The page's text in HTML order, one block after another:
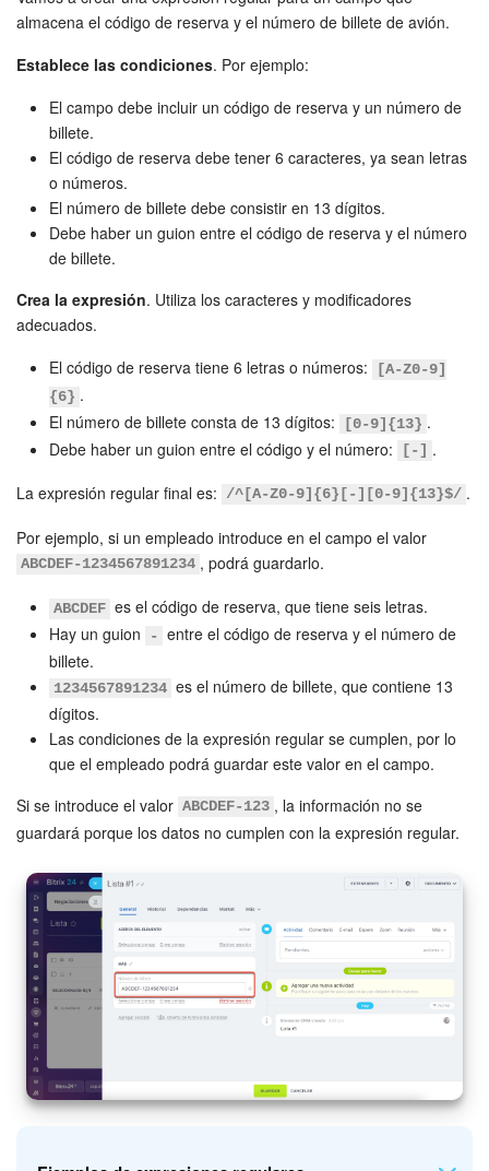
almacena el código de reserva y el número de billete de avión.
Establece las condiciones. Por ejemplo:
El campo debe incluir un código de reserva y un número de
billete.
El código de reserva debe tener 6 caracteres, ya sean letras
o números.
El número de billete debe consistir en 13 dígitos.
Debe haber un guion entre el código de reserva y el número
de billete.
Crea la expresión. Utiliza los caracteres y modificadores
adecuados.
El código de reserva tiene 6 letras o números:
[A-Z0-9]
{6} .
El número de billete consta de 13 dígitos:
[0-9]{13} .
Debe haber un guion entre el código y el número:
[-] .
La expresión regular final es:
/^[A-Z0-9]{6}[-][0-9]{13}$/ .
Por ejemplo, si un empleado introduce en el campo el valor
ABCDEF-1234567891234 , podrá guardarlo.
ABCDEF es el código de reserva, que tiene seis letras.
Hay un guion
-
entre el código de reserva y el número de
billete.
1234567891234 es el número de billete, que contiene 13
dígitos.
Las condiciones de la expresión regular se cumplen, por lo
que el empleado podrá guardar este valor en el campo.
Si se introduce el valor ABCDEF-123 , la información no se
guardará porque los datos no cumplen con la expresión regular.